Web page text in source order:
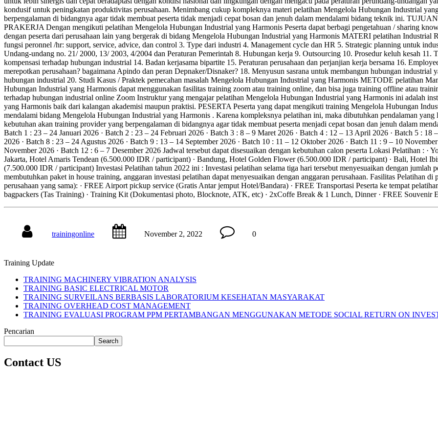
kondusif untuk peningkatan produktivitas perusahaan. Menimbang cukup kompleknya materi pelatihan Mengelola Hubungan Industrial
berpengalaman di bidangnya agar tidak membuat peserta tidak menjadi cepat bosan dan jenuh dalam mendalami bidang teknik ini.
PRAKERJA Dengan mengikuti pelatihan Mengelola Hubungan Industrial yang Harmonis Peserta dapat berbagi pengetahuan / sharing
dengan peserta dari perusahaan lain yang bergerak di bidang Mengelola Hubungan Industrial yang Harmonis MATERI pelatihan Industrial
fungsi peronnel /hr: support, service, advice, dan control 3. Type dari industri 4. Management cycle dan HR 5. Strategic planning untuk
Undang-undang no. 21/ 2000, 13/ 2003, 4/2004 dan Peraturan Pemerintah 8. Hubungan kerja 9. Outsourcing 10. Prosedur keluh kesah
kompensasi terhadap hubungan industrial 14. Badan kerjasama bipartite 15. Peraturan perusahaan dan perjanjian kerja bersama 16.
merepotkan perusahaan? bagaimana Apindo dan peran Depnaker/Disnaker? 18. Menyusun sasrana untuk membangun hubungan
hubungan industrial 20. Studi Kasus / Praktek pemecahan masalah Mengelola Hubungan Industrial yang Harmonis METODE pelatihan
Hubungan Industrial yang Harmonis dapat menggunakan fasilitas training zoom atau training online, dan bisa juga training offline atau
terhadap hubungan industrial online Zoom Instruktur yang mengajar pelatihan Mengelola Hubungan Industrial yang Harmonis ini adalah
yang Harmonis baik dari kalangan akademisi maupun praktisi. PESERTA Peserta yang dapat mengikuti training Mengelola Hubungan
mendalami bidang Mengelola Hubungan Industrial yang Harmonis . Karena kompleksnya pelatihan ini, maka dibutuhkan pendalaman
kebutuhan akan training provider yang berpengalaman di bidangnya agar tidak membuat peserta menjadi cepat bosan dan jenuh dalam
Batch 1 : 23 – 24 Januari 2026 · Batch 2 : 23 – 24 Februari 2026 · Batch 3 : 8 – 9 Maret 2026 · Batch 4 : 12 – 13 April 2026 · Batch 5 :
2026 · Batch 8 : 23 – 24 Agustus 2026 · Batch 9 : 13 – 14 September 2026 · Batch 10 : 11 – 12 Oktober 2026 · Batch 11 : 9 – 10
November 2026 · Batch 12 : 6 – 7 Desember 2026 Jadwal tersebut dapat disesuaikan dengan kebutuhan calon peserta Lokasi Pelatihan :
Jakarta, Hotel Amaris Tendean (6.500.000 IDR / participant) · Bandung, Hotel Golden Flower (6.500.000 IDR / participant) · Bali, Hotel
(7.500.000 IDR / participant) Investasi Pelatihan tahun 2022 ini : Investasi pelatihan selama tiga hari tersebut menyesuaikan dengan jumlah
membutuhkan paket in house training, anggaran investasi pelatihan dapat menyesuaikan dengan anggaran perusahaan. Fasilitas Pelatihan
perusahaan yang sama): · FREE Airport pickup service (Gratis Antar jemput Hotel/Bandara) · FREE Transportasi Peserta ke tempat
bagpackers (Tas Training) · Training Kit (Dokumentasi photo, Blocknote, ATK, etc) · 2xCoffe Break & 1 Lunch, Dinner · FREE Souvenir
trainingonline November 2, 2022 0
Training Update
TRAINING MACHINERY VIBRATION ANALYSIS
TRAINING BASIC ELECTRICAL MOTOR
TRAINING SURVEILANS BERBASIS LABORATORIUM KESEHATAN MASYARAKAT
TRAINING OVERHEAD COST MANAGEMENT
TRAINING EVALUASI PROGRAM PPM PERTAMBANGAN MENGGUNAKAN METODE SOCIAL RETURN ON
Pencarian
Search
Contact US